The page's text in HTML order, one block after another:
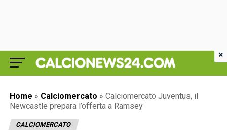
Home » Calciomercato » Calciomercato Juventus, il
Newcastle prepara l’offerta a Ramsey
CALCIOMERCATO
×